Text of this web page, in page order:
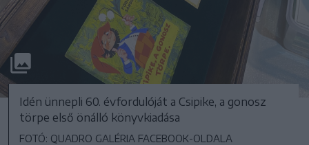
Idén ünnepli 60. évfordulóját a Csipike, a gonosz
törpe első önálló könyvkiadása
FOTÓ: QUADRO GALÉRIA FACEBOOK-OLDALA